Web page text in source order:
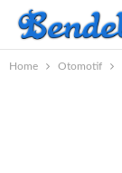
Home Otomotif